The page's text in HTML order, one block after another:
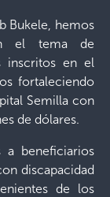
Bukele, hemos
el tema de
inscritos en el
fortaleciendo
Semilla con
de dólares.
a beneficiarios
discapacidad
de los